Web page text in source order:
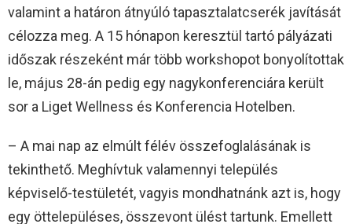
valamint a határon átnyúló tapasztalatcserék javítását
célozza meg. A 15 hónapon keresztül tartó pályázati
időszak részeként már több workshopot bonyolítottak
le, május 28-án pedig egy nagykonferenciára került
sor a Liget Wellness és Konferencia Hotelben.
– A mai nap az elmúlt félév összefoglalásának is
tekinthető. Meghívtuk valamennyi település
képviselő-testületét, vagyis mondhatnánk azt is, hogy
egy öttelepüléses, összevont ülést tartunk. Emellett